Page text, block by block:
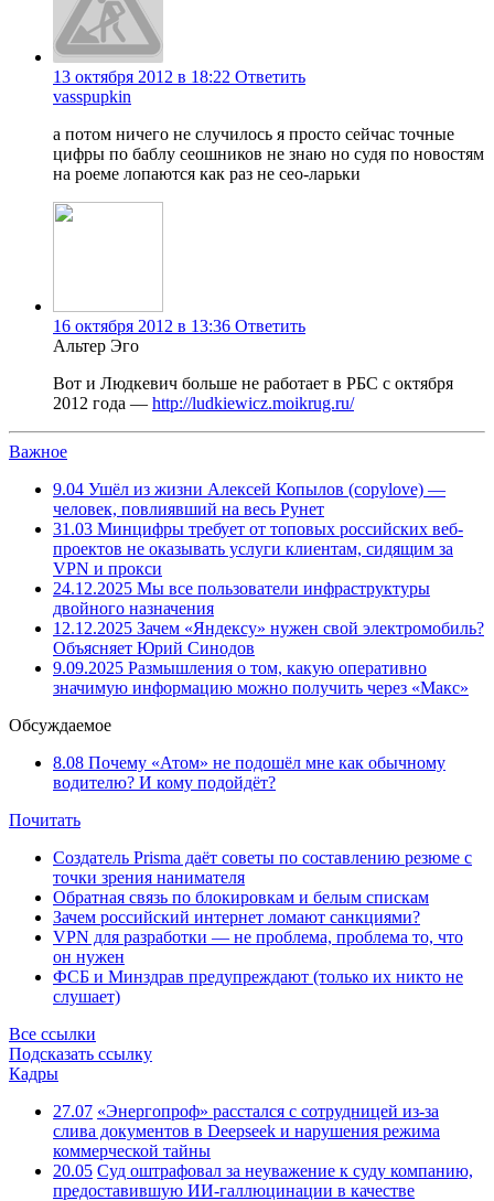
13 октября 2012 в 18:22 Ответить
vasspupkin
а потом ничего не случилось я просто сейчас точные
цифры по баблу сеошников не знаю но судя по новостям
на роеме лопаются как раз не сео-ларьки
16 октября 2012 в 13:36 Ответить
Альтер Эго
Вот и Людкевич больше не работает в РБС с октября
2012 года — http://ludkiewicz.moikrug.ru/
Важное
9.04 Ушёл из жизни Алексей Копылов (copylove) —
человек, повлиявший на весь Рунет
31.03 Минцифры требует от топовых российских веб-
проектов не оказывать услуги клиентам, сидящим за
VPN и прокси
24.12.2025 Мы все пользователи инфраструктуры
двойного назначения
12.12.2025 Зачем «Яндексу» нужен свой электромобиль?
Объясняет Юрий Синодов
9.09.2025 Размышления о том, какую оперативно
значимую информацию можно получить через «Макс»
Обсуждаемое
8.08 Почему «Атом» не подошёл мне как обычному
водителю? И кому подойдёт?
Почитать
Создатель Prisma даёт советы по составлению резюме с
точки зрения нанимателя
Обратная связь по блокировкам и белым спискам
Зачем российский интернет ломают санкциями?
VPN для разработки — не проблема, проблема то, что
он нужен
ФСБ и Минздрав предупреждают (только их никто не
слушает)
Все ссылки
Подсказать ссылку
Кадры
27.07 «Энергопроф» расстался с сотрудницей из-за
слива документов в Deepseek и нарушения режима
коммерческой тайны
20.05 Суд оштрафовал за неуважение к суду компанию,
предоставившую ИИ-галлюцинации в качестве